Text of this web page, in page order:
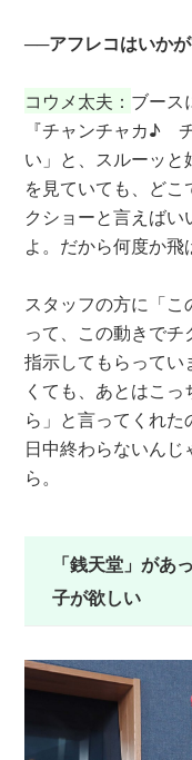
──アフレコはいか
コウメ太夫： ブース
『チャンチャカ♪
い」と、スルーッ
を見ていても、ど
クショーと言えば
よ。だから何度か飛
スタッフの方に「
って、この動きで
指示してもらって
くても、あとはこ
ら」と言ってくれた
日中終わらないん
ら。
「銭天堂」があ
子が欲しい